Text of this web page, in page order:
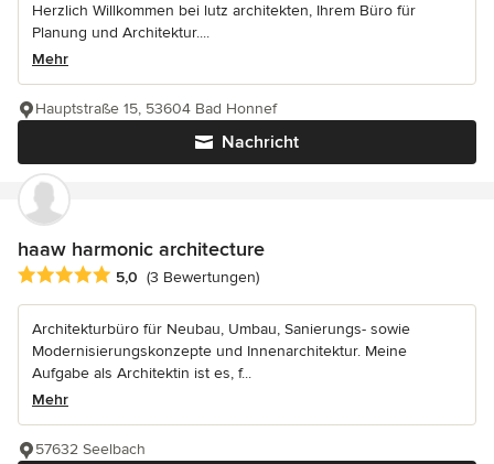
Herzlich Willkommen bei lutz architekten, Ihrem Büro für
Planung und Architektur....
Mehr
Nachricht
Hauptstraße 15, 53604 Bad Honnef
haaw harmonic architecture
Durchschnittliche Bewertung: 5 von 5 Sternen
5,0 (3 Bewertungen)
Architekturbüro für Neubau, Umbau, Sanierungs- sowie
Modernisierungskonzepte und Innenarchitektur. Meine
Aufgabe als Architektin ist es, f...
Mehr
57632 Seelbach